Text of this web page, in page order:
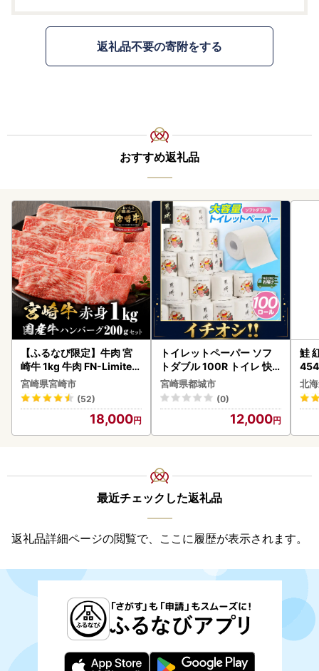
返礼品不要の寄附をする
おすすめ返礼品
【ふるなび限定】牛肉 宮
崎牛 1kg 牛肉 FN-Limited
-VO
宮崎県宮崎市
(52)
18,000
トイレットペーパー ソフ
トダブル 100R トイレ 快
速〔12-I5-TP100-R〕
宮崎県都城市
(0)
12,000
鮭
454
北
最近チェックした返礼品
返礼品詳細ページの閲覧で、ここに履歴が表示されます。